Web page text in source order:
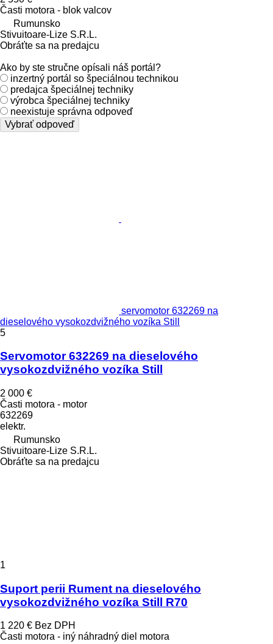
Časti motora - blok valcov
Rumunsko
Stivuitoare-Lize S.R.L.
Obráťte sa na predajcu
Ako by ste stručne opísali náš portál?
inzertný portál so špeciálnou technikou
predajca špeciálnej techniky
výrobca špeciálnej techniky
neexistuje správna odpoveď
Vybrať odpoveď
servomotor 632269 na
dieselového vysokozdvižného vozíka Still
5
Servomotor 632269 na dieselového
vysokozdvižného vozíka Still
2 000 €
Časti motora - motor
632269
elektr.
Rumunsko
Stivuitoare-Lize S.R.L.
Obráťte sa na predajcu
1
Suport perii Rument na dieselového
vysokozdvižného vozíka Still R70
1 220 € Bez DPH
Časti motora - iný náhradný diel motora